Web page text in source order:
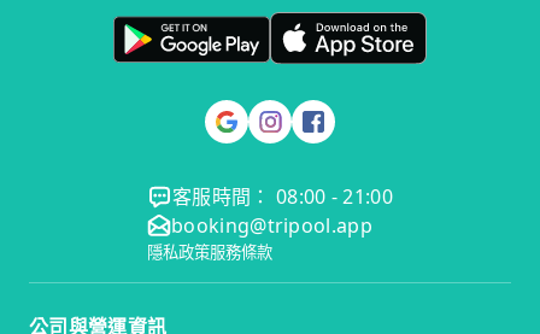
客服時間： 08:00 - 21:00
booking@tripool.app
隱私政策服務條款
公司與營運資訊